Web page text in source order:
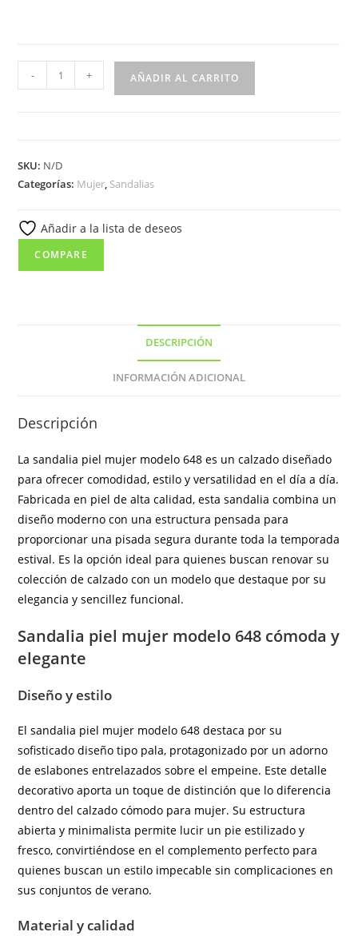
Sandalia
de
modelo
648
y
transpirable
cantidad
- + AÑADIR AL CARRITO
SKU: N/D
Categorías: Mujer, Sandalias
Añadir a la lista de deseos
COMPARE
DESCRIPCIÓN
INFORMACIÓN ADICIONAL
Descripción
La sandalia piel mujer modelo 648 es un calzado diseñado
para ofrecer comodidad, estilo y versatilidad en el día a día.
Fabricada en piel de alta calidad, esta sandalia combina un
diseño moderno con una estructura pensada para
proporcionar una pisada segura durante toda la temporada
estival. Es la opción ideal para quienes buscan renovar su
colección de calzado con un modelo que destaque por su
elegancia y sencillez funcional.
Sandalia piel mujer modelo 648 cómoda y
elegante
Diseño y estilo
El sandalia piel mujer modelo 648 destaca por su
sofisticado diseño tipo pala, protagonizado por un adorno
de eslabones entrelazados sobre el empeine. Este detalle
decorativo aporta un toque de distinción que lo diferencia
dentro del calzado cómodo para mujer. Su estructura
abierta y minimalista permite lucir un pie estilizado y
fresco, convirtiéndose en el complemento perfecto para
quienes buscan un estilo impecable sin complicaciones en
sus conjuntos de verano.
Material y calidad